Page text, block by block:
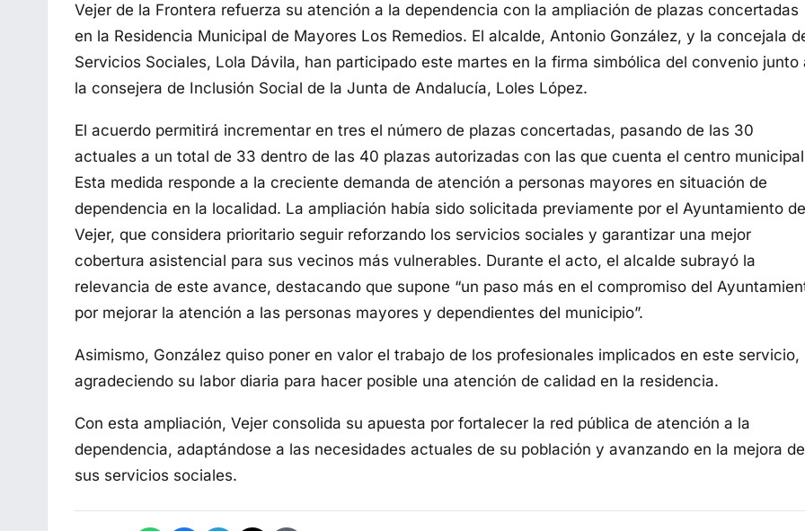
Vejer de la Frontera refuerza su atención a la dependencia con la ampliación de plazas concertadas
en la Residencia Municipal de Mayores Los Remedios. El alcalde, Antonio González, y la concejala
Servicios Sociales, Lola Dávila, han participado este martes en la firma simbólica del convenio junto
la consejera de Inclusión Social de la Junta de Andalucía, Loles López.
El acuerdo permitirá incrementar en tres el número de plazas concertadas, pasando de las 30
actuales a un total de 33 dentro de las 40 plazas autorizadas con las que cuenta el centro
Esta medida responde a la creciente demanda de atención a personas mayores en situación de
dependencia en la localidad. La ampliación había sido solicitada previamente por el Ayuntamiento de
Vejer, que considera prioritario seguir reforzando los servicios sociales y garantizar una mejor
cobertura asistencial para sus vecinos más vulnerables. Durante el acto, el alcalde subrayó la
relevancia de este avance, destacando que supone “un paso más en el compromiso del
por mejorar la atención a las personas mayores y dependientes del municipio”.
Asimismo, González quiso poner en valor el trabajo de los profesionales implicados en este servicio,
agradeciendo su labor diaria para hacer posible una atención de calidad en la residencia.
Con esta ampliación, Vejer consolida su apuesta por fortalecer la red pública de atención a la
dependencia, adaptándose a las necesidades actuales de su población y avanzando en la mejora de
sus servicios sociales.